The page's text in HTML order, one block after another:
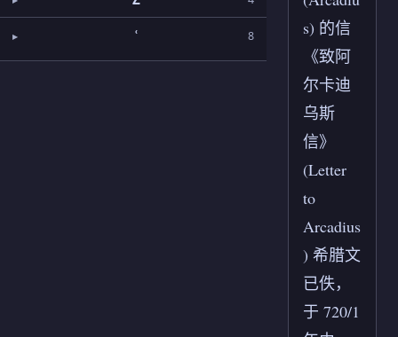
ʿ 8
s) 的信
《致阿
尔卡迪
乌斯
信》
(Letter
to
Arcadius
) 希腊文
已佚，
于 720/1